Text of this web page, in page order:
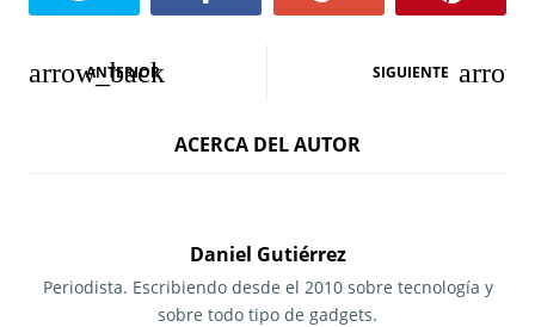
N
a
ANTERIOR SIGUIENTE
ACERCA DEL AUTOR
Daniel Gutiérrez
Periodista. Escribiendo desde el 2010 sobre tecnología y
sobre todo tipo de gadgets.